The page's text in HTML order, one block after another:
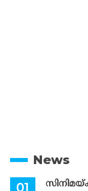
News